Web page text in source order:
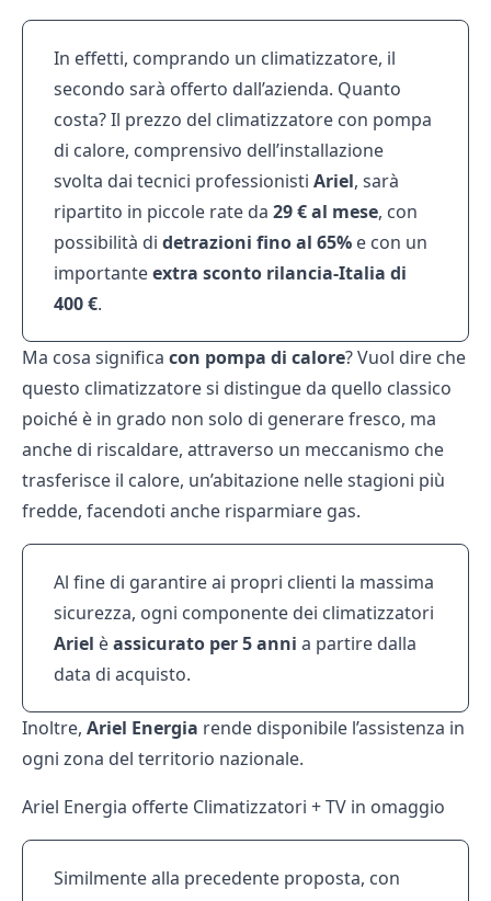
In effetti, comprando un climatizzatore, il
secondo sarà offerto dall’azienda. Quanto
costa? Il prezzo del climatizzatore con pompa
di calore, comprensivo dell’installazione
svolta dai tecnici professionisti Ariel, sarà
ripartito in piccole rate da 29 € al mese, con
possibilità di detrazioni fino al 65% e con un
importanteextra sconto rilancia-Italia di
400 €.
Ma cosa significa con pompa di calore? Vuol dire che
questo climatizzatore si distingue da quello classico
poiché è in grado non solo di generare fresco, ma
anche di riscaldare, attraverso un meccanismo che
trasferisce il calore, un’abitazione nelle stagioni più
fredde, facendoti anche risparmiare gas.
Al fine di garantire ai propri clienti la massima
sicurezza, ogni componente dei climatizzatori
Ariel èassicurato per 5 anni a partire dalla
data di acquisto.
Inoltre, Ariel Energia rende disponibile l’assistenza in
ogni zona del territorio nazionale.
Ariel Energia offerte Climatizzatori + TV in omaggio
Similmente alla precedente proposta, con